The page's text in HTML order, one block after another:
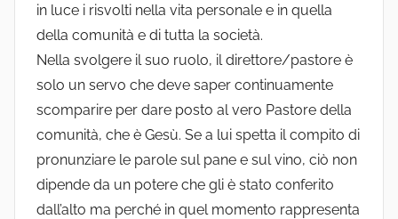
in luce i risvolti nella vita personale e in quella
della comunità e di tutta la società.
Nella svolgere il suo ruolo, il direttore/pastore è
solo un servo che deve saper continuamente
scomparire per dare posto al vero Pastore della
comunità, che è Gesù. Se a lui spetta il compito di
pronunziare le parole sul pane e sul vino, ciò non
dipende da un potere che gli è stato conferito
dall’alto ma perché in quel momento rappresenta